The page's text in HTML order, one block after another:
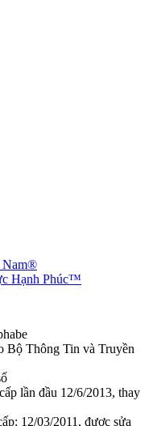
Nam®
Hạnh Phúc™
Thông Tin và Truyền
lần đầu 12/6/2013, thay
12/03/2011, được sửa